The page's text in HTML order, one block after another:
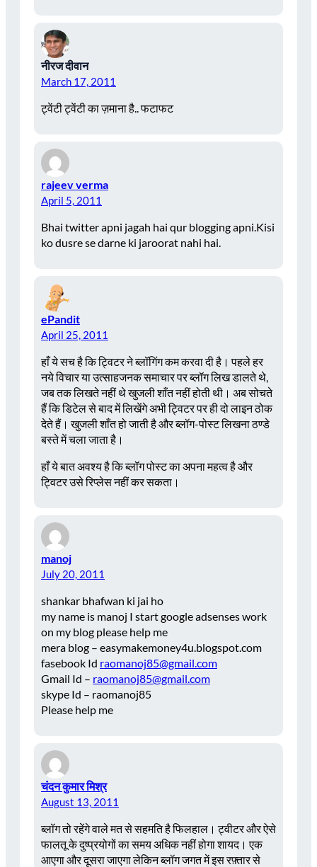
नीरज दीवान
March 17, 2011
ट्वेंटी ट्वेंटी का ज़माना है.. फटाफट
rajeev verma
April 5, 2011
Bhai twitter apni jagah hai qur blogging apni.Kisi
ko dusre se darne ki jaroorat nahi hai.
ePandit
April 25, 2011
हाँ ये सच है कि ट्विटर ने ब्लॉगिंग कम करवा दी है। पहले हर
नये विचार या उत्साहजनक समाचार पर ब्लॉग लिख डालते थे,
जब तक लिखते नहीं थे खुजली शाँत नहीं होती थी। अब सोचते
हैं कि डिटेल से बाद में लिखेंगे अभी ट्विटर पर ही दो लाइन ठोक
देते हैं। खुजली शाँत हो जाती है और ब्लॉग-पोस्ट लिखना ठण्डे
बस्ते में चला जाता है।
हाँ ये बात अवश्य है कि ब्लॉग पोस्ट का अपना महत्व है और
ट्विटर उसे रिप्लेस नहीं कर सकता।
manoj
July 20, 2011
shankar bhafwan ki jai ho
my name is manoj I start google adsenses work
on my blog please help me
mera blog – easymakemoney4u.blogspot.com
fasebook Id raomanoj85@gmail.com
Gmail Id – raomanoj85@gmail.com
skype Id – raomanoj85
Please help me
चंदन कुमार मिश्र
August 13, 2011
ब्लॉग तो रहेंगे वाले मत से सहमति है फिलहाल। ट्वीटर और ऐसे
फालतू के दुष्प्रयोगों का समय अधिक नहीं होगा शायद। एक
आएगा और दूसरा जाएगा लेकिन ब्लॉग जगत में इस रफ़्तार से